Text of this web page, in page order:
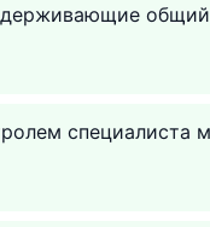
общий
специалиста